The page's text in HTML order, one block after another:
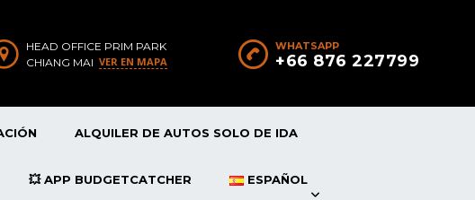
WHATSAPP
+66 876 227799
HEAD OFFICE PRIM PARK
CHIANG MAI VER EN MAPA
ALQUILER DE AUTOS SOLO DE IDA
💥 APP BUDGETCATCHER ESPAÑOL